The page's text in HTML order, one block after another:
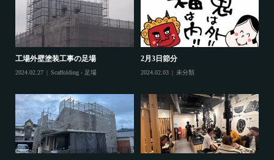
工場外壁塗装工事の足場
2024.02.27 Scaffolding - 足場
2月3日節分
2024.02.03 未分類